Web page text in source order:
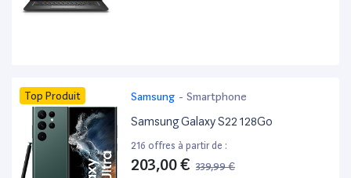
Top Produit Samsung - Smartphone
Samsung Galaxy S22 128Go
216 offres à partir de :
203,00 € 339,99 €